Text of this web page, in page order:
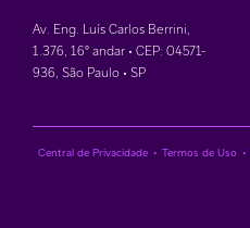
Av. Eng. Luís Carlos Berrini,
1.376, 16° andar • CEP: 04571-
936, São Paulo • SP
Central de Privacidade • Termos de Uso •